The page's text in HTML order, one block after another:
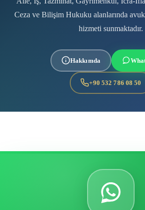
Ceza ve Bilişim Hukuku alanlarında
hizmeti sunmaktadır.
Hakkımda
+90 532 786 08 50